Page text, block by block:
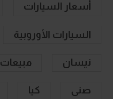
أسعار السيارات
السيارات الأوروبية
نيسان مبيعات
صنى كيا